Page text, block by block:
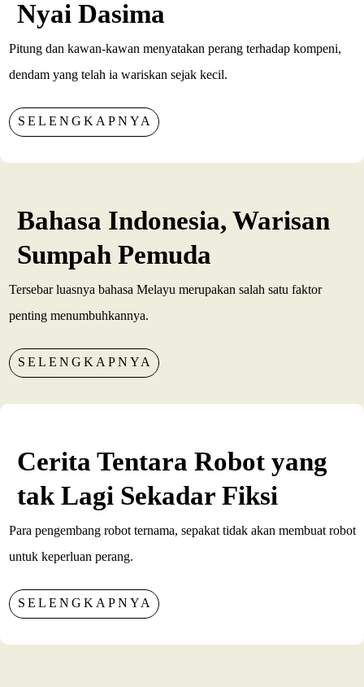
Nyai Dasima
Pitung dan kawan-kawan menyatakan perang terhadap kompeni,
dendam yang telah ia wariskan sejak kecil.
SELENGKAPNYA
Bahasa Indonesia, Warisan
Sumpah Pemuda
Tersebar luasnya bahasa Melayu merupakan salah satu faktor
penting menumbuhkannya.
SELENGKAPNYA
Cerita Tentara Robot yang
tak Lagi Sekadar Fiksi
Para pengembang robot ternama, sepakat tidak akan membuat robot
untuk keperluan perang.
SELENGKAPNYA